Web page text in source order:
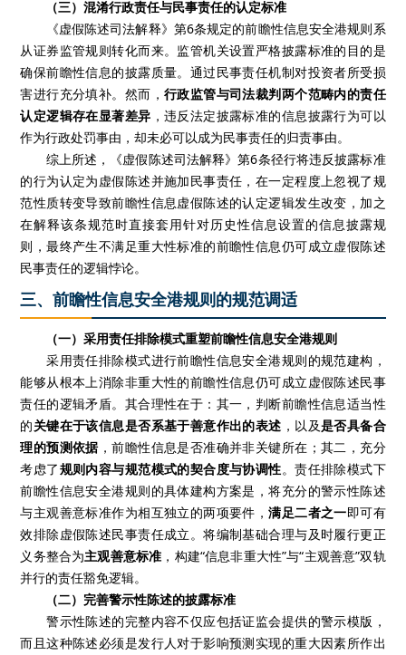
（三）混淆行政责任与民事责任的认定标准
《虚假陈述司法解释》第6条规定的前瞻性信息安全港规则系
从证券监管规则转化而来。监管机关设置严格披露标准的目的是
确保前瞻性信息的披露质量。通过民事责任机制对投资者所受损
害进行充分填补。然而， 行政监管与司法裁判两个范畴内的责任
认定逻辑存在显著差异 ，违反法定披露标准的信息披露行为可以
作为行政处罚事由，却未必可以成为民事责任的归责事由。
综上所述，《虚假陈述司法解释》第6条径行将违反披露标准
的行为认定为虚假陈述并施加民事责任，在一定程度上忽视了规
范性质转变导致前瞻性信息虚假陈述的认定逻辑发生改变，加之
在解释该条规范时直接套用针对历史性信息设置的信息披露规
则，最终产生不满足重大性标准的前瞻性信息仍可成立虚假陈述
民事责任的逻辑悖论。
三、前瞻性信息安全港规则的规范调适
（一）采用责任排除模式重塑前瞻性信息安全港规则
采用责任排除模式进行前瞻性信息安全港规则的规范建构，
能够从根本上消除非重大性的前瞻性信息仍可成立虚假陈述民事
责任的逻辑矛盾。其合理性在于：其一，判断前瞻性信息适当性
的关键在于该信息是否系基于善意作出的表述 ，以及是否具备合
理的预测依据，前瞻性信息是否准确并非关键所在；其二，充分
考虑了规则内容与规范模式的契合度与协调性。责任排除模式下
前瞻性信息安全港规则的具体建构方案是，将充分的警示性陈述
与主观善意标准作为相互独立的两项要件，满足二者之一即可有
效排除虚假陈述民事责任成立。将编制基础合理与及时履行更正
义务整合为主观善意标准 ，构建“信息非重大性”与“主观善意”双轨
并行的责任豁免逻辑。
（二）完善警示性陈述的披露标准
警示性陈述的完整内容不仅应包括证监会提供的警示模版，
而且这种陈述必须是发行人对于影响预测实现的重大因素所作出